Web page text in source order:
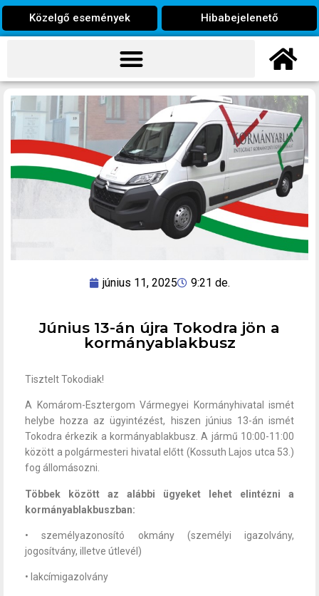
Közelgő események Hibabejelenető
június 11, 2025 9:21 de.
Június 13-án újra Tokodra jön a
kormányablakbusz
Tisztelt Tokodiak!
A Komárom-Esztergom Vármegyei Kormányhivatal ismét
helybe hozza az ügyintézést, hiszen június 13-án ismét
Tokodra érkezik a kormányablakbusz. A jármű 10:00-11:00
között a polgármesteri hivatal előtt (Kossuth Lajos utca 53.)
fog állomásozni.
Többek között az alábbi ügyeket lehet elintézni a
kormányablakbuszban:
• személyazonosító okmány (személyi igazolvány,
jogosítvány, illetve útlevél)
• lakcímigazolvány